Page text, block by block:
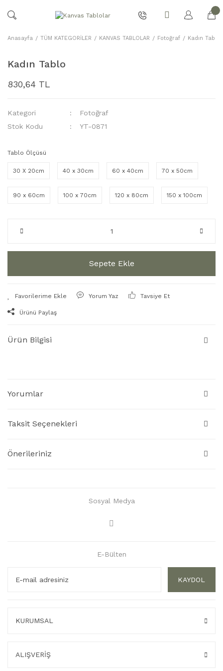
Anasayfa TÜM KATEGORİLER KANVAS TABLOLAR Fotoğraf Kadın Tablo
Kadın Tablo
830,64 TL
Kategori
Fotoğraf
Stok Kodu
YT-0871
Tablo Ölçüsü
30 X 20cm 40 x 30cm 60 x 40cm 70 x 50cm
90 x 60cm 100 x 70cm 120 x 80cm 150 x 100cm
Sepete Ekle
Yorum Yaz Tavsiye Et
Ürünü Paylaş
Ürün Bilgisi
Yorumlar
Taksit Seçenekleri
Önerileriniz
Sosyal Medya
E-Bülten
KAYDOL
KURUMSAL
ALIŞVERİŞ